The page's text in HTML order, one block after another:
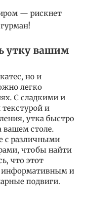
— рискнет
утку вашим
но и
легко
С сладкими и
и
утка быстро
вашем столе.
с различными
чтобы найти
что этот
информативным и
подвиги.